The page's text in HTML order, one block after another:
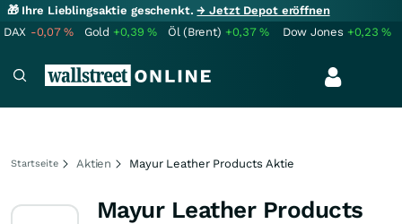
🎁 Ihre Lieblingsaktie geschenkt.→ Jetzt Depot eröffnen
DAX -0,07% Gold +0,39% Öl (Brent) +0,37% Dow Jones +0,23%
Startseite Aktien Mayur Leather Products Aktie
Mayur Leather Products